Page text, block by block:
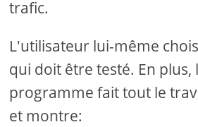
trafic.
L'utilisateur lui-même
qui doit être testé. En plus,
programme fait tout le
et montre: